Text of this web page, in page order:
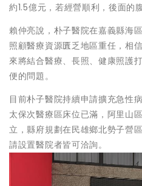
約1.5億元，若經營順利，後面的
賴仲亮說，朴子醫院在嘉義縣海
照顧醫療資源匱乏地區重任，相
來將結合醫療、長照、健康照護
便的問題。
目前朴子醫院持續申請擴充急性
太保次醫療區床位已滿，阿里山
立，縣府規劃在民雄鄉北勢子營
請設置醫院者皆可洽詢。